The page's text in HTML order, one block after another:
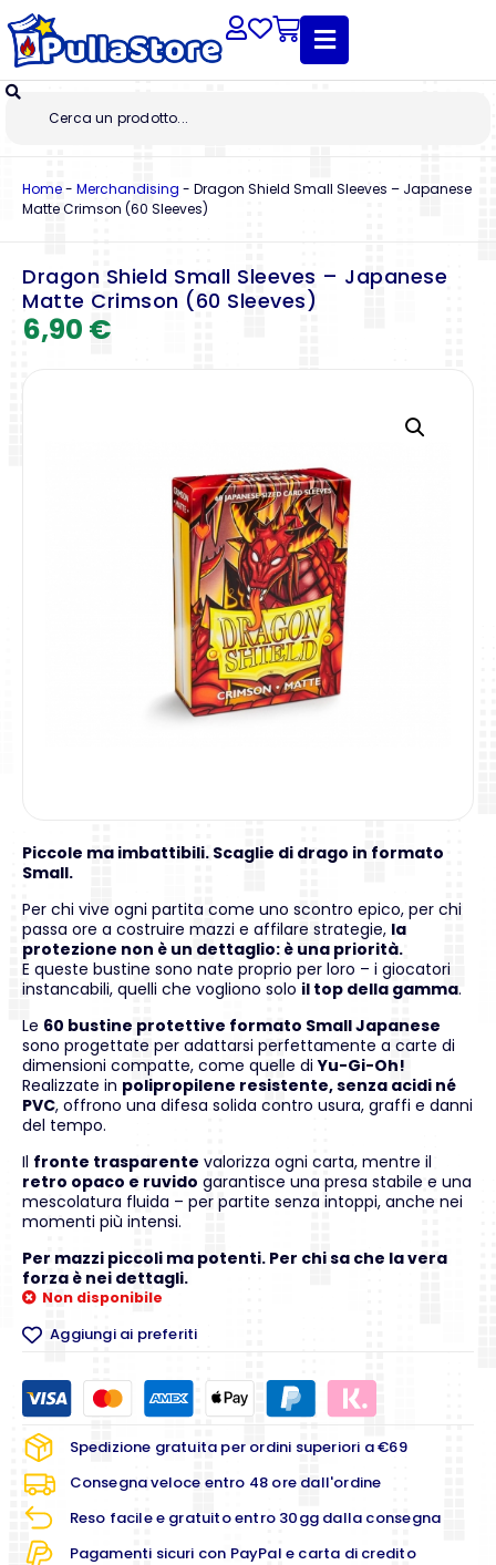
Home- Merchandising - Dragon Shield Small Sleeves – Japanese
Matte Crimson (60 Sleeves)
Dragon Shield Small Sleeves – Japanese
Matte Crimson (60 Sleeves)
6,90 €
Piccole ma imbattibili. Scaglie di drago in formato
Small.
Per chi vive ogni partita come uno scontro epico, per chi
passa ore a costruire mazzi e affilare strategie, la
protezione non è un dettaglio: è una priorità.
E queste bustine sono nate proprio per loro – i giocatori
instancabili, quelli che vogliono solo il top della gamma.
Le 60 bustine protettive formato Small Japanese
sono progettate per adattarsi perfettamente a carte di
dimensioni compatte, come quelle diYu-Gi-Oh!
Realizzate in polipropilene resistente, senza acidi né
PVC, offrono una difesa solida contro usura, graffi e danni
del tempo.
Il fronte trasparente valorizza ogni carta, mentre il
retro opaco e ruvido garantisce una presa stabile e una
mescolatura fluida – per partite senza intoppi, anche nei
momenti più intensi.
Per mazzi piccoli ma potenti. Per chi sa che la vera
forza è nei dettagli.
Non disponibile
Aggiungi ai preferiti
Spedizione gratuita per ordini superiori a €69
Consegna veloce entro 48 ore dall'ordine
Reso facile e gratuito entro 30gg dalla consegna
Pagamenti sicuri con PayPal e carta di credito